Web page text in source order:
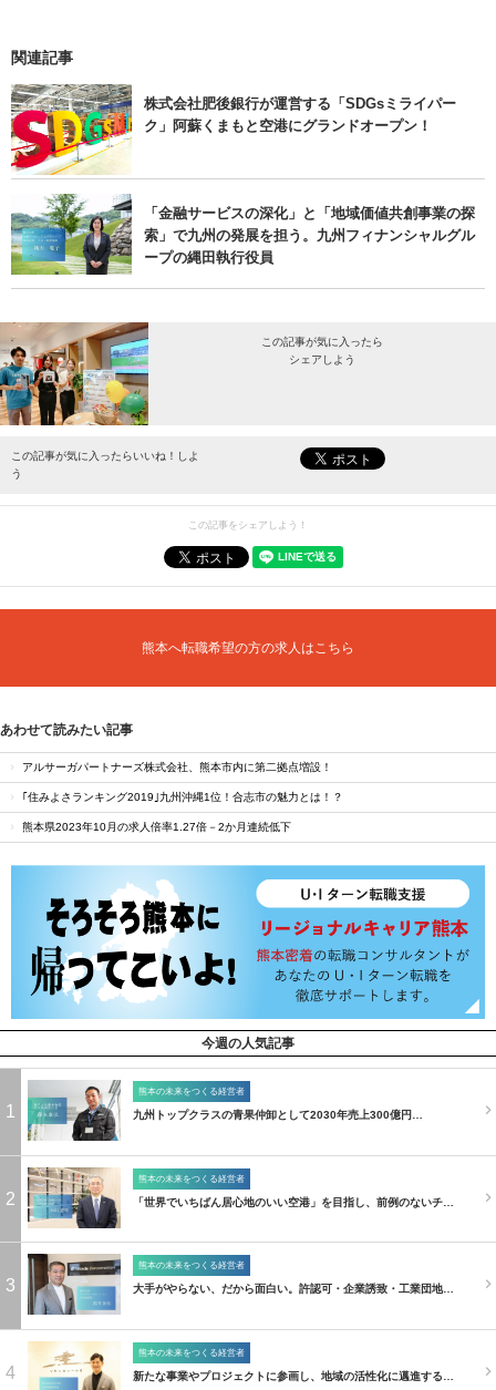
関連記事
株式会社肥後銀行が運営する「SDGsミライパー
ク」阿蘇くまもと空港にグランドオープン！
「金融サービスの深化」と「地域価値共創事業の探
索」で九州の発展を担う。九州フィナンシャルグル
ープの縄田執行役員
この記事が気に入ったら
シェアしよう
最新情報をお届けします。
この記事が気に入ったらいいね！しよ
う
この記事をシェアしよう！
熊本へ転職希望の方の求人はこちら
あわせて読みたい記事
アルサーガパートナーズ株式会社、熊本市内に第二拠点増設！
｢住みよさランキング2019｣九州沖縄1位！合志市の魅力とは！？
熊本県2023年10月の求人倍率1.27倍－2か月連続低下
今週の人気記事
1
熊本の未来をつくる経営者
九州トップクラスの青果仲卸として2030年売上300億円…
2
熊本の未来をつくる経営者
「世界でいちばん居心地のいい空港」を目指し、前例のないチ…
3
熊本の未来をつくる経営者
大手がやらない、だから面白い。許認可・企業誘致・工業団地…
4
熊本の未来をつくる経営者
新たな事業やプロジェクトに参画し、地域の活性化に邁進する…